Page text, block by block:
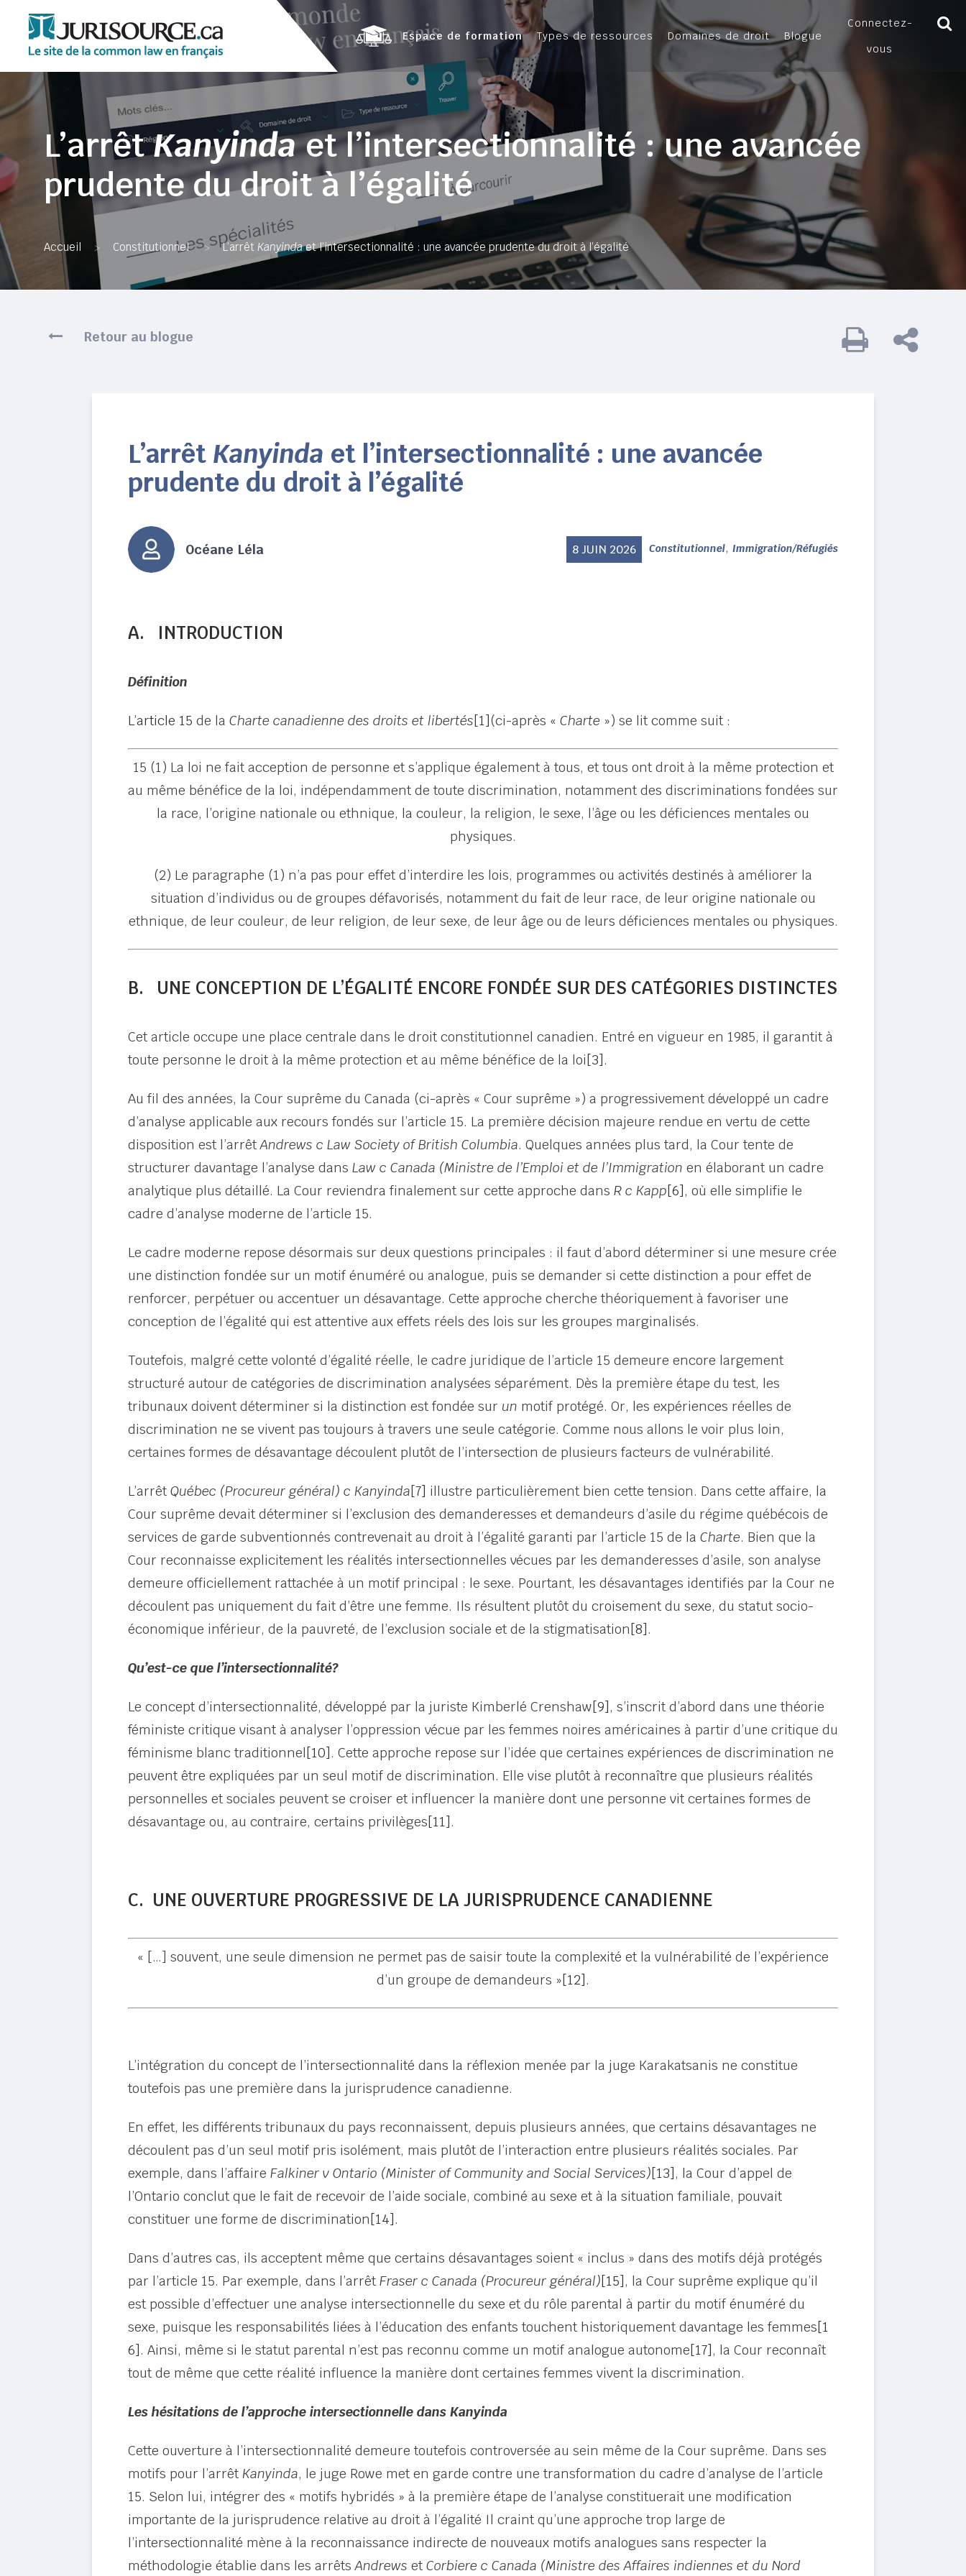
Connectez-
vous
Espace de formation Types de ressources Domaines de droit Blogue
L’arrêtKanyindaet l’intersectionnalité : une avancée
prudente du droit à l’égalité
Accueil > Constitutionnel > L’arrêt Kanyindaet l’intersectionnalité : une avancée prudente du droit à l’égalité
Retour au blogue
L’arrêt Kanyinda et l’intersectionnalité : une avancée
prudente du droit à l’égalité
Océane Léla 8 JUIN 2026 Constitutionnel,Immigration/Réfugiés
A. INTRODUCTION
Définition
L’article 15 de la Charte canadienne des droits et libertés[1](ci-après « Charte ») se lit comme suit :
15 (1) La loi ne fait acception de personne et s’applique également à tous, et tous ont droit à la même protection et
au même bénéfice de la loi, indépendamment de toute discrimination, notamment des discriminations fondées sur
la race, l’origine nationale ou ethnique, la couleur, la religion, le sexe, l’âge ou les déficiences mentales ou
physiques.
(2) Le paragraphe (1) n’a pas pour effet d’interdire les lois, programmes ou activités destinés à améliorer la
situation d’individus ou de groupes défavorisés, notamment du fait de leur race, de leur origine nationale ou
ethnique, de leur couleur, de leur religion, de leur sexe, de leur âge ou de leurs déficiences mentales ou physiques.
B. UNE CONCEPTION DE L’ÉGALITÉ ENCORE FONDÉE SUR DES CATÉGORIES DISTINCTES
Cet article occupe une place centrale dans le droit constitutionnel canadien. Entré en vigueur en 1985, il garantit à
toute personne le droit à la même protection et au même bénéfice de la loi [3].
Au fil des années, la Cour suprême du Canada (ci-après « Cour suprême ») a progressivement développé un cadre
d’analyse applicable aux recours fondés sur l’article 15. La première décision majeure rendue en vertu de cette
disposition est l’arrêtAndrews c Law Society of British Columbia. Quelques années plus tard, la Cour tente de
structurer davantage l’analyse dans Law c Canada (Ministre de l’Emploi et de l’Immigration en élaborant un cadre
analytique plus détaillé. La Cour reviendra finalement sur cette approche dans R c Kapp[6], où elle simplifie le
cadre d’analyse moderne de l’article 15.
Le cadre moderne repose désormais sur deux questions principales : il faut d’abord déterminer si une mesure crée
une distinction fondée sur un motif énuméré ou analogue, puis se demander si cette distinction a pour effet de
renforcer, perpétuer ou accentuer un désavantage. Cette approche cherche théoriquement à favoriser une
conception de l’égalité qui est attentive aux effets réels des lois sur les groupes marginalisés.
Toutefois, malgré cette volonté d’égalité réelle, le cadre juridique de l’article 15 demeure encore largement
structuré autour de catégories de discrimination analysées séparément. Dès la première étape du test, les
tribunaux doivent déterminer si la distinction est fondée sur un motif protégé. Or, les expériences réelles de
discrimination ne se vivent pas toujours à travers une seule catégorie. Comme nous allons le voir plus loin,
certaines formes de désavantage découlent plutôt de l’intersection de plusieurs facteurs de vulnérabilité.
L’arrêt Québec (Procureur général) c Kanyinda[7] illustre particulièrement bien cette tension. Dans cette affaire, la
Cour suprême devait déterminer si l’exclusion des demanderesses et demandeurs d’asile du régime québécois de
services de garde subventionnés contrevenait au droit à l’égalité garanti par l’article 15 de la Charte. Bien que la
Cour reconnaisse explicitement les réalités intersectionnelles vécues par les demanderesses d’asile, son analyse
demeure officiellement rattachée à un motif principal : le sexe. Pourtant, les désavantages identifiés par la Cour ne
découlent pas uniquement du fait d’être une femme. Ils résultent plutôt du croisement du sexe, du statut socio-
économique inférieur, de la pauvreté, de l’exclusion sociale et de la stigmatisation [8].
Qu’est-ce que l’intersectionnalité?
Le concept d’intersectionnalité, développé par la juriste Kimberlé Crenshaw[9], s’inscrit d’abord dans une théorie
féministe critique visant à analyser l’oppression vécue par les femmes noires américaines à partir d’une critique du
féminisme blanc traditionnel [10]. Cette approche repose sur l’idée que certaines expériences de discrimination ne
peuvent être expliquées par un seul motif de discrimination. Elle vise plutôt à reconnaître que plusieurs réalités
personnelles et sociales peuvent se croiser et influencer la manière dont une personne vit certaines formes de
désavantage ou, au contraire, certains privilèges[11].
C. UNE OUVERTURE PROGRESSIVE DE LA JURISPRUDENCE CANADIENNE
« […] souvent, une seule dimension ne permet pas de saisir toute la complexité et la vulnérabilité de l’expérience
d’un groupe de demandeurs »[12].
L’intégration du concept de l’intersectionnalité dans la réflexion menée par la juge Karakatsanis ne constitue
toutefois pas une première dans la jurisprudence canadienne.
En effet, les différents tribunaux du pays reconnaissent, depuis plusieurs années, que certains désavantages ne
découlent pas d’un seul motif pris isolément, mais plutôt de l’interaction entre plusieurs réalités sociales. Par
exemple, dans l’affaire Falkiner v Ontario (Minister of Community and Social Services)[13], la Cour d’appel de
l’Ontario conclut que le fait de recevoir de l’aide sociale, combiné au sexe et à la situation familiale, pouvait
constituer une forme de discrimination [14].
Dans d’autres cas, ils acceptent même que certains désavantages soient « inclus » dans des motifs déjà protégés
par l’article 15. Par exemple, dans l’arrêt Fraser c Canada (Procureur général)[15], la Cour suprême explique qu’il
est possible d’effectuer une analyse intersectionnelle du sexe et du rôle parental à partir du motif énuméré du
sexe, puisque les responsabilités liées à l’éducation des enfants touchent historiquement davantage les femmes[1
6]. Ainsi, même si le statut parental n’est pas reconnu comme un motif analogue autonome[17], la Cour reconnaît
tout de même que cette réalité influence la manière dont certaines femmes vivent la discrimination.
Les hésitations de l’approche intersectionnelle dans Kanyinda
Cette ouverture à l’intersectionnalité demeure toutefois controversée au sein même de la Cour suprême. Dans ses
motifs pour l’arrêt Kanyinda, le juge Rowe met en garde contre une transformation du cadre d’analyse de l’article
15. Selon lui, intégrer des « motifs hybridés » à la première étape de l’analyse constituerait une modification
importante de la jurisprudence relative au droit à l’égalité Il craint qu’une approche trop large de
l’intersectionnalité mène à la reconnaissance indirecte de nouveaux motifs analogues sans respecter la
méthodologie établie dans les arrêtsAndrews et Corbiere c Canada (Ministre des Affaires indiennes et du Nord